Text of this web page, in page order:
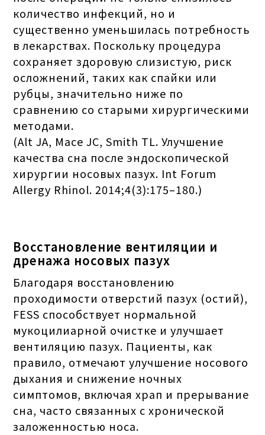
количество инфекций, но и
существенно уменьшилась потребность
в лекарствах. Поскольку процедура
сохраняет здоровую слизистую, риск
осложнений, таких как спайки или
рубцы, значительно ниже по
сравнению со старыми хирургическими
методами.
(Alt JA, Mace JC, Smith TL. Улучшение
качества сна после эндоскопической
хирургии носовых пазух. Int Forum
Allergy Rhinol. 2014;4(3):175–180.)
Восстановление вентиляции и
дренажа носовых пазух
Благодаря восстановлению
проходимости отверстий пазух (остий),
FESS способствует нормальной
мукоцилиарной очистке и улучшает
вентиляцию пазух. Пациенты, как
правило, отмечают улучшение носового
дыхания и снижение ночных
симптомов, включая храп и прерывание
сна, часто связанных с хронической
заложенностью носа.